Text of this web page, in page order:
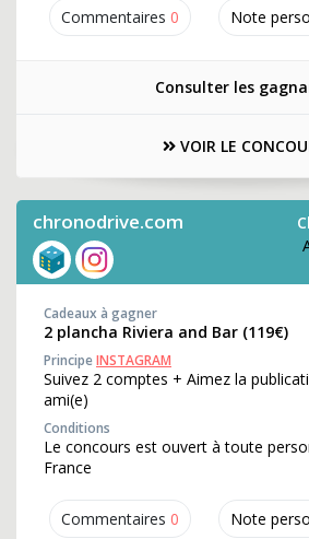
Commentaires 0 Note perso
Consulter les
VOIR LE
chronodrive.com
Commentaires 0 Note perso
Cadeaux à gagner
2 plancha Riviera and Bar (119€)
PrincipeINSTAGRAM
Suivez 2 comptes + Aimez la
ami(e)
Conditions
Le concours est ouvert à toute
France